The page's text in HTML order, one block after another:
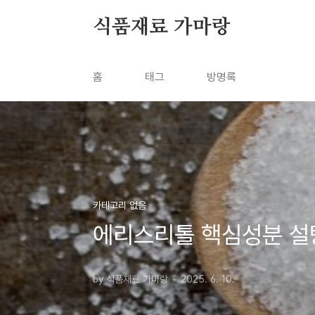
식품재료 가마랑
홈 태그 방명록
카테고리 없음
에리스리톨 핵심성분
by 식품재료 가마랑 2025. 6. 10.